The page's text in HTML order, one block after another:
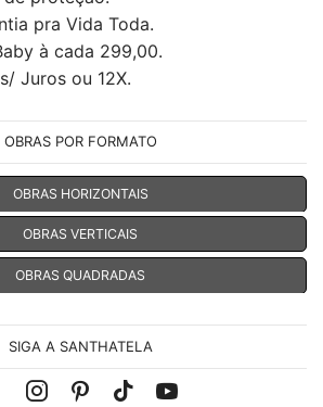
pra Vida Toda.
à cada 299,00.
Juros ou 12X.
OBRAS POR FORMATO
OBRAS HORIZONTAIS
OBRAS VERTICAIS
OBRAS QUADRADAS
SIGA A SANTHATELA